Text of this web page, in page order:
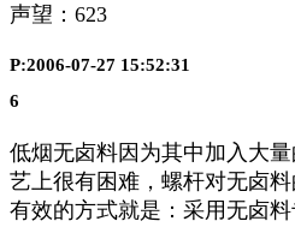
声望： 623
P:2006-07-27 15:52:31
6
低烟无卤料因为其中加入大
艺上很有困难，螺杆对无卤
有效的方式就是：采用无卤料